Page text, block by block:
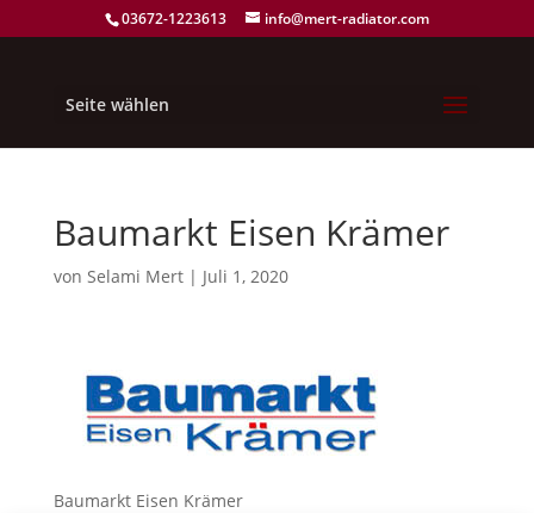
03672-1223613 info@mert-radiator.com
Seite wählen
Baumarkt Eisen Krämer
von Selami Mert| Juli 1, 2020
Baumarkt Eisen Krämer